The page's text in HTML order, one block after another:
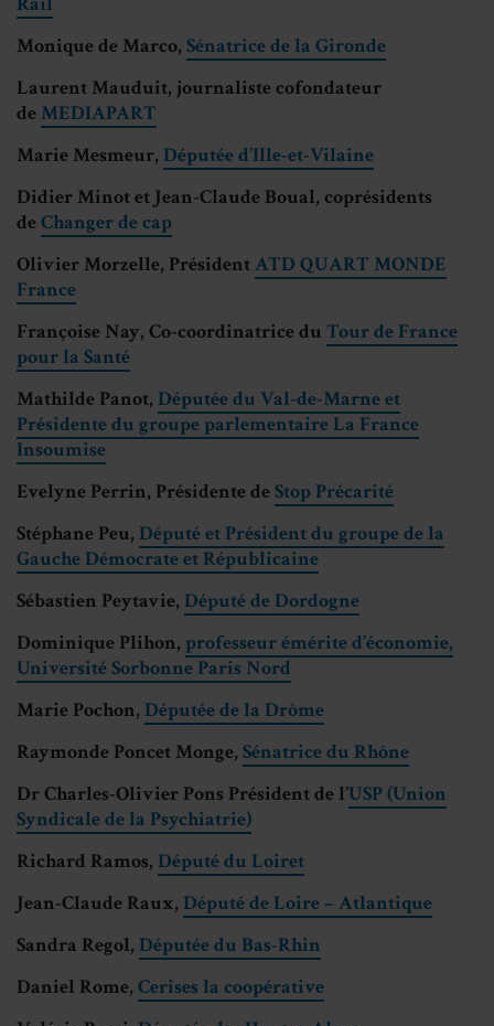
Monique de Marco, Sénatrice de la Gironde
Laurent Mauduit, journaliste cofondateur
deMEDIAPART
Marie Mesmeur, Députée d’Ille-et-Vilaine
Didier Minot et Jean-Claude Boual, coprésidents
deChanger de cap
Olivier Morzelle, PrésidentATD QUART MONDE
France
Françoise Nay, Co-coordinatrice du Tour de France
pour la Santé
Mathilde Panot, Députée du Val-de-Marne et
Présidente du groupe parlementaire La France
Insoumise
Evelyne Perrin, Présidente deStop Précarité
Stéphane Peu, Député et Président du groupe de la
Gauche Démocrate et Républicaine
Sébastien Peytavie, Député de Dordogne
Dominique Plihon, professeur émérite d’économie,
Université Sorbonne Paris Nord
Marie Pochon, Députée de la Drôme
Raymonde Poncet Monge, Sénatrice du Rhône
Dr Charles-Olivier Pons Président de l’USP (Union
Syndicale de la Psychiatrie)
Richard Ramos, Député du Loiret
Jean-Claude Raux, Député de Loire – Atlantique
Sandra Regol, Députée du Bas-Rhin
Daniel Rome, Cerises la coopérative